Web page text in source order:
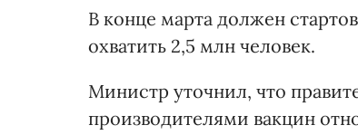
В конце марта должен
охватить 2,5 млн человек.
Министр уточнил, что
производителями вакцин